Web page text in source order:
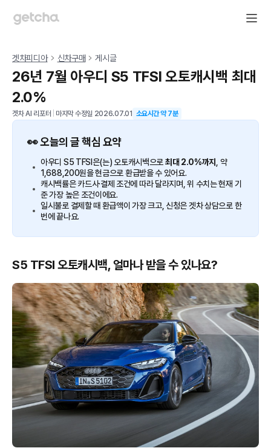
겟차피디아 신차구매 게시글
26년 7월 아우디 S5 TFSI 오토캐시백 최대
2.0%
겟차 AI 리포터 마지막 수정일 2026.07.01 소요시간 약7분
👀 오늘의 글 핵심 요약
아우디 S5 TFSI은(는) 오토캐시백으로 최대 2.0%까지
, 약
1,688,200원을 현금으로 환급받을 수 있어요.
캐시백률은 카드사·결제 조건에 따라 달라지며, 위 수치는 현재 기
준 가장 높은 조건이에요.
일시불로 결제할 때 환급액이 가장 크고, 신청은 겟차 상담으로 한
번에 끝나요.
S5 TFSI 오토캐시백, 얼마나 받을 수 있나요?